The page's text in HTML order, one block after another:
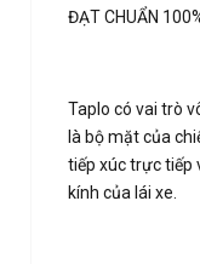
ĐẠT CHUẨN
Taplo có vai trò
là bộ mặt của
tiếp xúc trực tiếp
kính của lái xe.